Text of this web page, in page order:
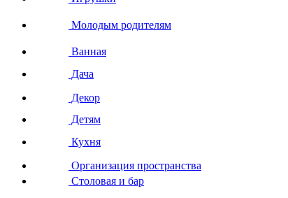
Молодым родителям
Ванная
Дача
Декор
Детям
Кухня
Организация пространства
Столовая и бар